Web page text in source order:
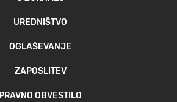
UREDNIŠTVO
OGLAŠEVANJE
ZAPOSLITEV
PRAVNO OBVESTILO